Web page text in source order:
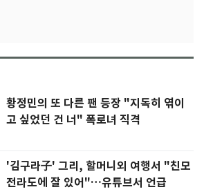
황정민의 또 다른 팬 등장 "지독히 엮이
고 싶었던 건 너" 폭로녀 직격
'김구라子' 그리, 할머니외 여행서 "친모
전라도에 잘 있어"…유튜브서 언급